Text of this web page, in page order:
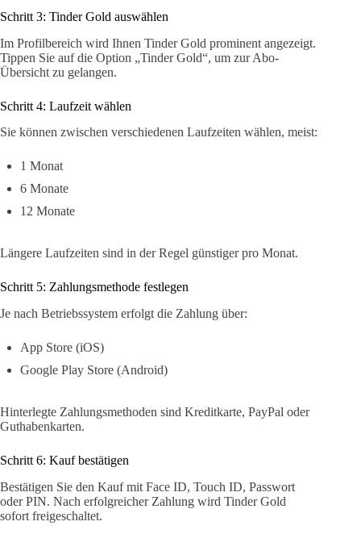
Schritt 3: Tinder Gold auswählen
Im Profilbereich wird Ihnen Tinder Gold prominent angezeigt.
Tippen Sie auf die Option „Tinder Gold“, um zur Abo-
Übersicht zu gelangen.
Schritt 4: Laufzeit wählen
Sie können zwischen verschiedenen Laufzeiten wählen, meist:
1 Monat
6 Monate
12 Monate
Längere Laufzeiten sind in der Regel günstiger pro Monat.
Schritt 5: Zahlungsmethode festlegen
Je nach Betriebssystem erfolgt die Zahlung über:
App Store (iOS)
Google Play Store (Android)
Hinterlegte Zahlungsmethoden sind Kreditkarte, PayPal oder
Guthabenkarten.
Schritt 6: Kauf bestätigen
Bestätigen Sie den Kauf mit Face ID, Touch ID, Passwort
oder PIN. Nach erfolgreicher Zahlung wird Tinder Gold
sofort freigeschaltet.